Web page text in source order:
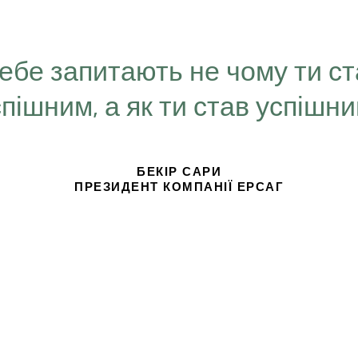
запитають не чому ти
а як ти став
БЕКІР САРИ
ПРЕЗИДЕНТ КОМПАНІЇ ЕРСАГ